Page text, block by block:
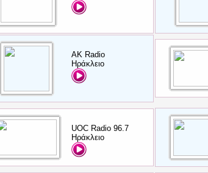
AK Radio
Ηράκλειο
UOC Radio 96.7
Ηράκλειο